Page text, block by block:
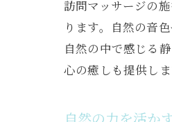
訪問マッサージの
ります。自然の音
自然の中で感じる
心の癒しも提供しま